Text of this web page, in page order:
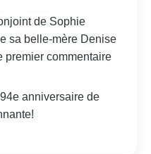
de Sophie
sa belle-mère Denise
premier commentaire
anniversaire de